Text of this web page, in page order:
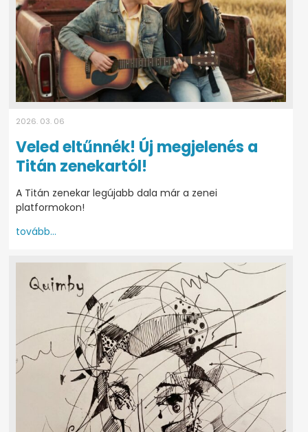
2026. 03. 06
Veled eltűnnék! Új megjelenés a
Titán zenekartól!
A Titán zenekar legújabb dala már a zenei
platformokon!
tovább...